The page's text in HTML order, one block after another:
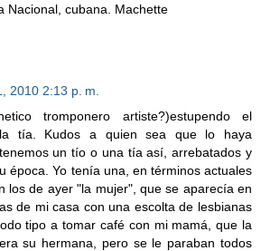
Nacional, cubana. Machette
2010 2:13 p. m.
tromponero artiste?)estupendo el
tía. Kudos a quien sea que lo haya
un tío o una tía así, arrebatados y
época. Yo tenía una, en términos actuales
los de ayer "la mujer", que se aparecía en
de mi casa con una escolta de lesbianas
tipo a tomar café con mi mamá, que la
su hermana, pero se le paraban todos